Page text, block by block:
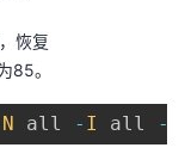
恢复
85。
N all - I all -